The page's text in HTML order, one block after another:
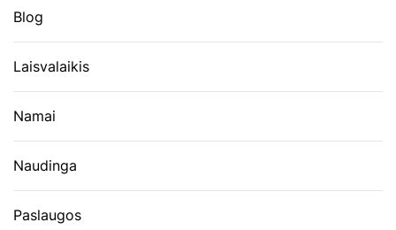
Blog
Laisvalaikis
Namai
Naudinga
Paslaugos